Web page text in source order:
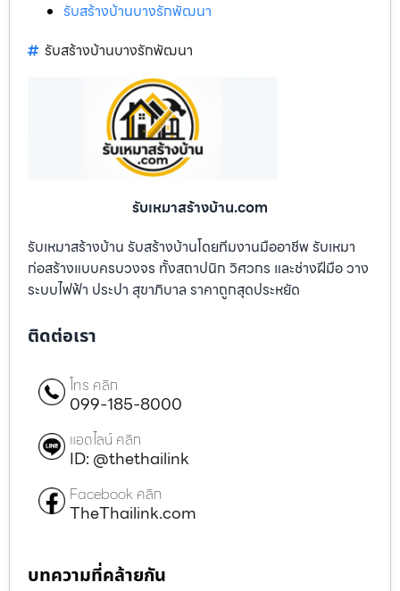
รับสร้างบ้านบางรักพัฒนา
รับสร้างบ้านบางรักพัฒนา
รับเหมาสร้างบ้าน.com
รับเหมาสร้างบ้าน รับสร้างบ้านโดยทีมงานมืออาชีพ รับเหมา
ก่อสร้างแบบครบวงจร ทั้งสถาปนิก วิศวกร และช่างฝีมือ วาง
ระบบไฟฟ้า ประปา สุขาภิบาล ราคาถูกสุดประหยัด
ติดต่อเรา
โทร คลิก
099-185-8000
แอดไลน์ คลิก
ID: @thethailink
Facebook คลิก
TheThailink.com
บทความที่คล้ายกัน